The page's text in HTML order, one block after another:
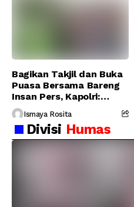
Bagikan Takjil dan Buka
Puasa Bersama Bareng
Insan Pers, Kapolri:
Suara Media Suara
Publik
Ismaya Rosita
Divisi Humas